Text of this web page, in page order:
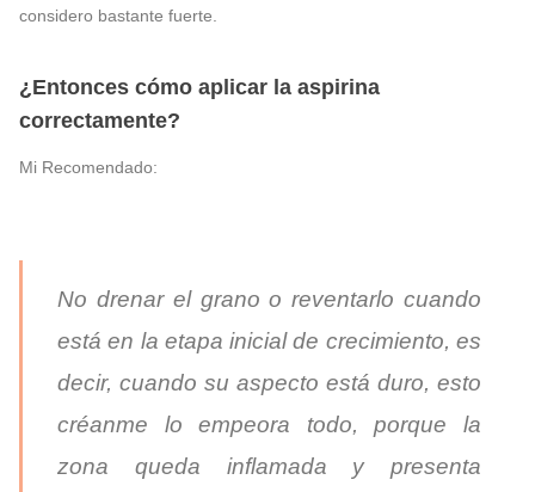
considero bastante fuerte.
¿Entonces cómo aplicar la aspirina
correctamente?
Mi Recomendado:
No drenar el grano o reventarlo cuando
está en la etapa inicial de crecimiento, es
decir, cuando su aspecto está duro, esto
créanme lo empeora todo, porque la
zona queda inflamada y presenta